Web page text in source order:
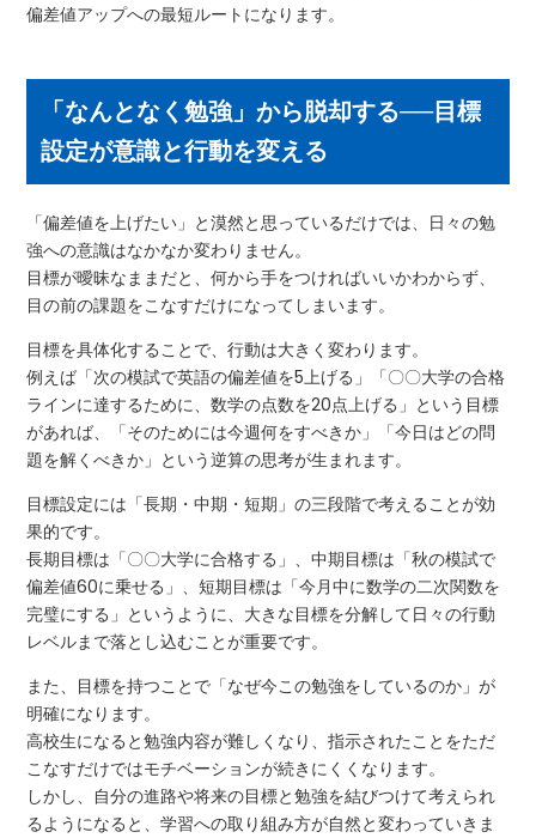
偏差値アップへの最短ルートになります。
「なんとなく勉強」から脱却する──目標
設定が意識と行動を変える
「偏差値を上げたい」と漠然と思っているだけでは、日々の勉
強への意識はなかなか変わりません。
目標が曖昧なままだと、何から手をつければいいかわからず、
目の前の課題をこなすだけになってしまいます。
目標を具体化することで、行動は大きく変わります。
例えば「次の模試で英語の偏差値を5上げる」「〇〇大学の合格
ラインに達するために、数学の点数を20点上げる」という目標
があれば、「そのためには今週何をすべきか」「今日はどの問
題を解くべきか」という逆算の思考が生まれます。
目標設定には「長期・中期・短期」の三段階で考えることが効
果的です。
長期目標は「〇〇大学に合格する」、中期目標は「秋の模試で
偏差値60に乗せる」、短期目標は「今月中に数学の二次関数を
完璧にする」というように、大きな目標を分解して日々の行動
レベルまで落とし込むことが重要です。
また、目標を持つことで「なぜ今この勉強をしているのか」が
明確になります。
高校生になると勉強内容が難しくなり、指示されたことをただ
こなすだけではモチベーションが続きにくくなります。
しかし、自分の進路や将来の目標と勉強を結びつけて考えられ
るようになると、学習への取り組み方が自然と変わっていきま